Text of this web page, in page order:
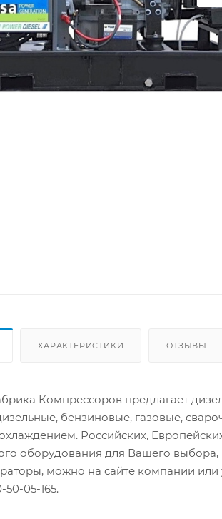
ХАРАКТЕРИСТИКИ ОТЗЫВЫ
Компрессоров предлагает
бензиновые, газовые,
Российских,
оборудования для Вашего
можно на сайте компании
05-165.